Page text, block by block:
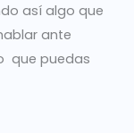
así algo que
ante
que puedas